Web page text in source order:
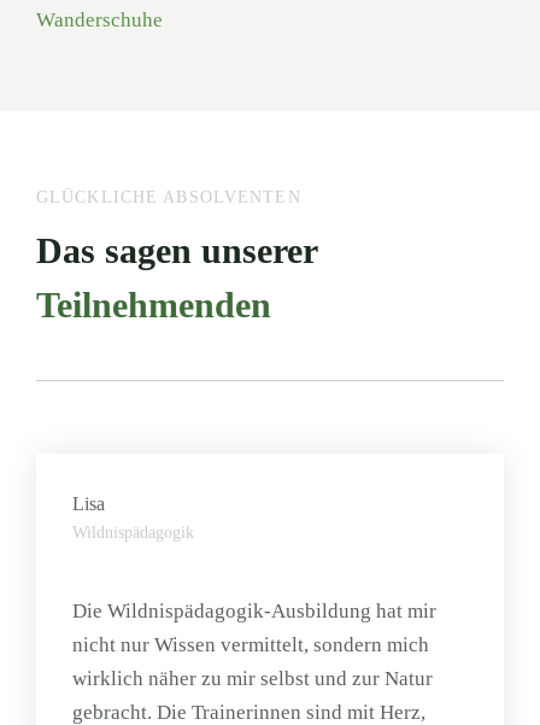
Wanderschuhe
GLÜCKLICHE ABSOLVENTEN
Das sagen unserer
Teilnehmenden
Lisa
Wildnispädagogik
Die Wildnispädagogik-Ausbildung hat mir
nicht nur Wissen vermittelt, sondern mich
wirklich näher zu mir selbst und zur Natur
gebracht. Die Trainerinnen sind mit Herz,